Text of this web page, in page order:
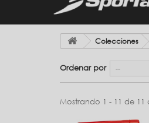
Colecciones
Ordenar por --
Mostrando 1 - 11 de 11